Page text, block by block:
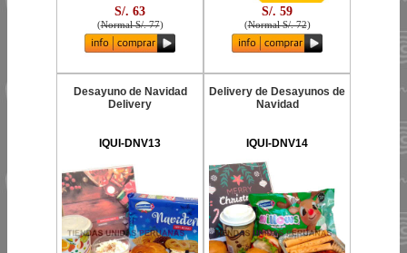
S/. 63
(Normal S/. 77)
S/. 59
(Normal S/. 72)
Desayuno de Navidad
Delivery
IQUI-DNV13
Delivery de Desayunos de
Navidad
IQUI-DNV14